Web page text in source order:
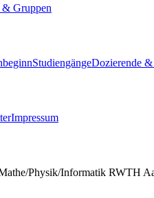
& Gruppen
StudiengängeDozierende
Impressum
Physik/Informatik RWTH